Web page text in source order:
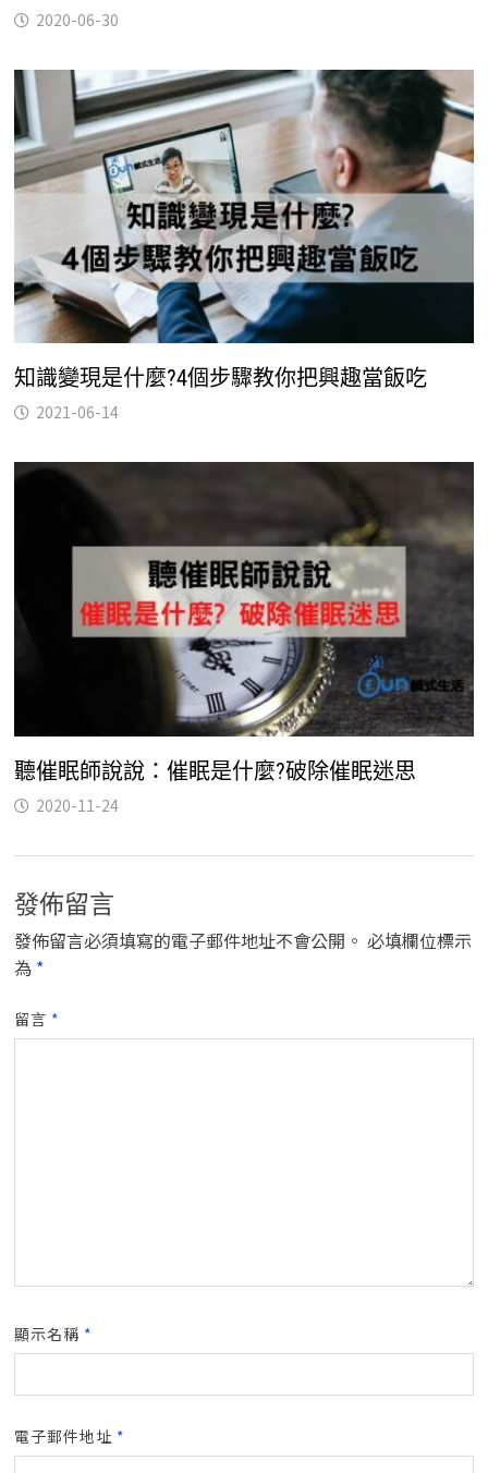
2020-06-30
知識變現是什麼?4個步驟教你把興趣當飯吃
2021-06-14
聽催眠師說說：催眠是什麼?破除催眠迷思
2020-11-24
發佈留言
發佈留言必須填寫的電子郵件地址不會公開。 必填欄位標示
為 *
留言 *
顯示名稱 *
電子郵件地址 *